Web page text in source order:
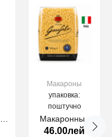
Макароны
упаковка:
поштучно
Макаронные
изделия Stellini
46.00лей